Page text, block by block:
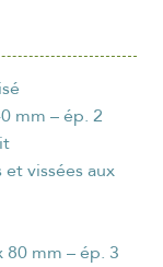
mm – ép. 2
vissées aux
mm – ép. 3